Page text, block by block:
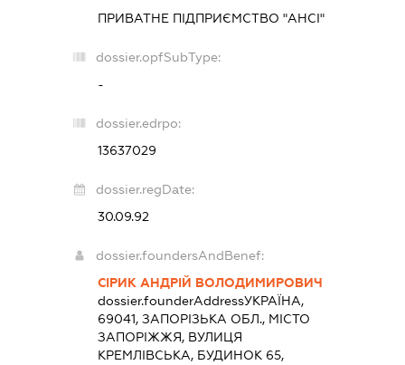
ПРИВАТНЕ ПІДПРИЄМСТВО "АНСІ"
dossier.opfSubType:
-
dossier.edrpo:
13637029
dossier.regDate:
30.09.92
dossier.foundersAndBenef:
СІРИК АНДРІЙ ВОЛОДИМИРОВИЧ
dossier.founderAddressУКРАЇНА,
69041, ЗАПОРІЗЬКА ОБЛ., МІСТО
ЗАПОРІЖЖЯ, ВУЛИЦЯ
КРЕМЛІВСЬКА, БУДИНОК 65,